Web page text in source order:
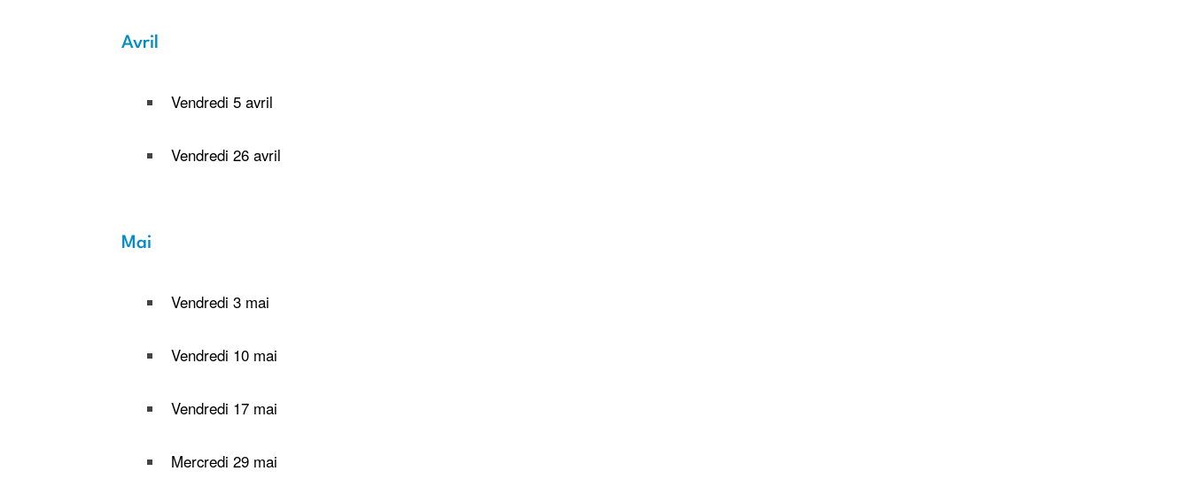
Avril
Vendredi 5 avril
Vendredi 26 avril
Mai
Vendredi 3 mai
Vendredi 10 mai
Vendredi 17 mai
Mercredi 29 mai